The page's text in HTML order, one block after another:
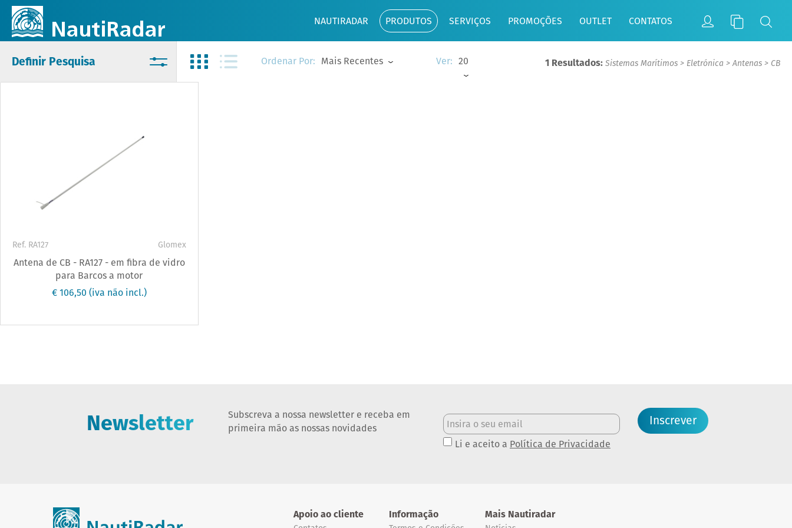
NAUTIRADAR PRODUTOS SERVIÇOS PROMOÇÕES OUTLET CONTATOS
Definir Pesquisa Ordenar Por: Mais Recentes Ver: 20 1 Resultados: Sistemas Marítimos > Eletrónica >Antenas > CB
Ref. RA127 Glomex
Antena de CB - RA127 - em fibra de vidro
para Barcos a motor
€ 106,50 (iva não incl.)
Newsletter
Subscreva a nossa newsletter e receba em
primeira mão as nossas novidades
Li e aceito a Política de Privacidade
Inscrever
Apoio ao cliente Informação Mais Nautiradar